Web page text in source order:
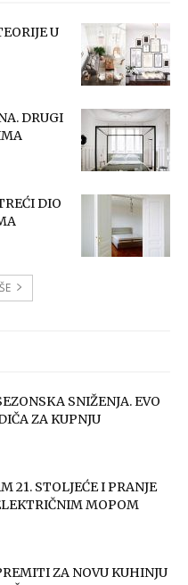
U
DRUGI
DIO
SNIŽENJA. EVO
ZA KUPNJU
21. STOLJEĆE I PRANJE
MOPOM
ZA NOVU KUHINJU